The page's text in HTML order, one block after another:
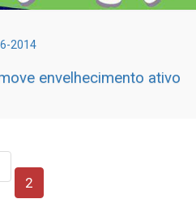
2014
envelhecimento ativo
2